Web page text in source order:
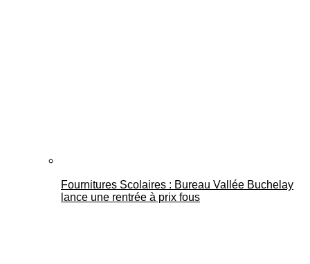
Fournitures Scolaires : Bureau Vallée Buchelay
lance une rentrée à prix fous